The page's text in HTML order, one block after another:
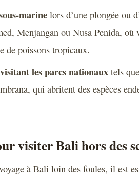
marinelors d’une plongée ou
Menjangan ou Nusa Penida, où
de poissons tropicaux.
les parcs nationauxtels
qui abritent des espèces
visiter Bali hors des
à Bali loin des foules, il est